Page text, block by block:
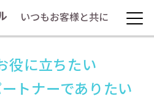
いつもお客様と共に
役に立ちたい
トナーでありたい